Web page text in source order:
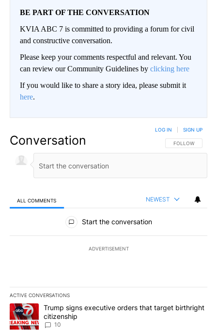
BE PART OF THE CONVERSATION
KVIA ABC 7 is committed to providing a forum for civil
and constructive conversation.
Please keep your comments respectful and relevant. You
can review our Community Guidelines by clicking here
If you would like to share a story idea, please submit it
here.
Conversation FOLLOW THIS
FOLLOW
LOG IN SIGN UP
ALL COMMENTS NEWEST
All Comments
Start the conversation
ADVERTISEMENT
ACTIVE CONVERSATIONS
The following is a list of the most commented articles in the last
A trending article titled "Trump signs executive orders that
Trump signs executive orders that target birthright
citizenship
10